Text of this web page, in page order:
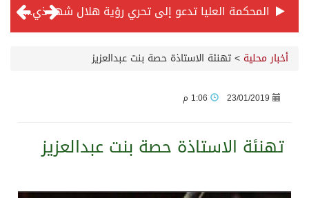
المحكمة العليا تدعو إلى تحري رؤية هلال شهر ذي الحجة مساء يوم الأحد الثلاثين من شهر ذي القعدة -حسب تقويم أم القرى- التاسع والعشرين حسب قرار المحكمة العليا
أخبار محلية >تهنئة الاستاذة حصة بنت عبدالعزيز
23/01/2019
تهنئة الاستاذة حصة بنت عبدالعزيز